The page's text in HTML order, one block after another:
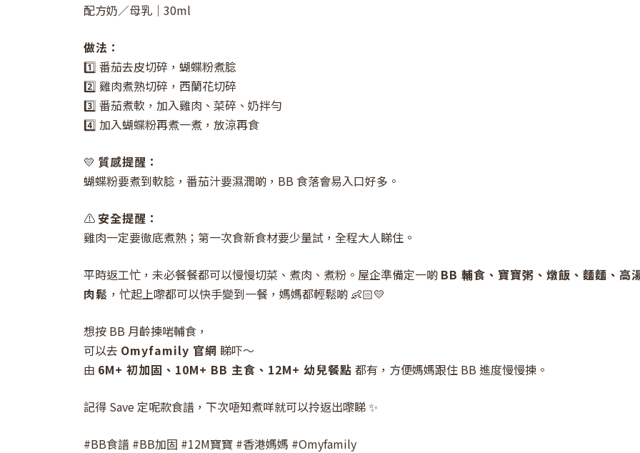
配方奶／母乳｜30ml
做法：
1️⃣ 番茄去皮切碎，蝴蝶粉煮腍
2️⃣ 雞肉煮熟切碎，西蘭花切碎
3️⃣ 番茄煮軟，加入雞肉、菜碎、奶拌勻
4️⃣ 加入蝴蝶粉再煮一煮，放涼再食
💛 質感提醒：
蝴蝶粉要煮到軟腍，番茄汁要濕潤啲，BB 食落會易入口好多。
⚠️ 安全提醒：
雞肉一定要徹底煮熟；第一次食新食材要少量試，全程大人睇住。
平時返工忙，未必餐餐都可以慢慢切菜、煮肉、煮粉。屋企準備定一啲 BB 輔食、寶寶粥、燉飯、麵麵、高
肉鬆 ，忙起上嚟都可以快手變到一餐，媽媽都輕鬆啲 👶🏻💛
想按 BB 月齡揀啱輔食，
可以去 Omyfamily 官網 睇吓～
由 6M+ 初加固、10M+ BB 主食、12M+ 幼兒餐點 都有，方便媽媽跟住 BB 進度慢慢揀。
記得 Save 定呢款食譜，下次唔知煮咩就可以拎返出嚟睇 ✨
#BB食譜 #BB加固 #12M寶寶 #香港媽媽 #Omyfamily